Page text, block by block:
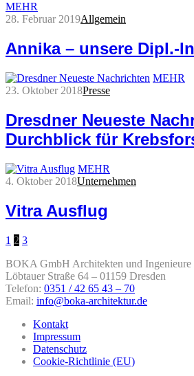
MEHR
28. Februar 2019Allgemein
Annika – unsere Dipl.-
MEHR
23. Oktober 2018Presse
Dresdner Neueste
Durchblick für
MEHR
4. Oktober 2018Unternehmen
Vitra Ausflug
1 2 3
BOKA GmbH Architekten und Ingenieure
Löbtauer Straße 64 – 01159 Dresden
Telefon: 0351 / 42 65 43 – 70
Email: info@boka-architektur.de
Kontakt
Impressum
Datenschutz
Cookie-Richtlinie (EU)